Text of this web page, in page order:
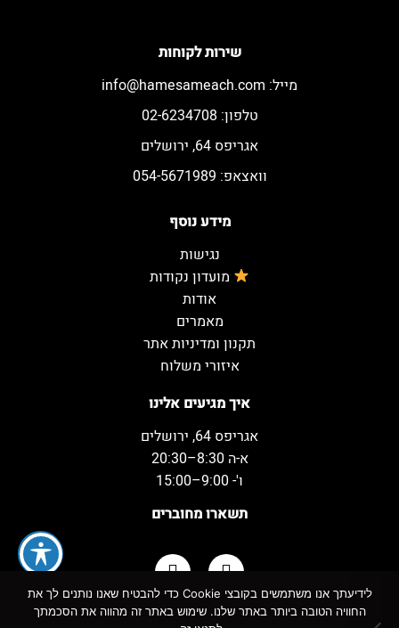
איך מגיעים אלינו
אגריפס 64, ירושלים
א-ה 8:30–20:30
ו'- 9:00–15:00
תשארו מחוברים
מידע נוסף
נגישות
מועדון נקודות
אודות
מאמרים
תקנון ומדיניות אתר
איזורי משלוח
שירות לקוחות
מייל: info@hamesameach.com
טלפון: 02-6234708
אגריפס 64, ירושלים
וואצאפ: 054-5671989
לידיעתך אנו משתמשים בקובצי Cookie כדי להבטיח שאנו נותנים לך את
החוויה הטובה ביותר באתר שלנו. שימוש באתר זה מהווה את הסכמתך